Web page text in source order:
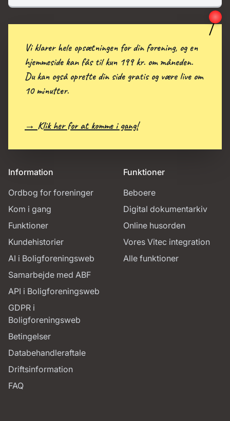
Information
Ordbog for foreninger
Kom i gang
Funktioner
Kundehistorier
AI i Boligforeningsweb
Samarbejde med ABF
API i Boligforeningsweb
GDPR i
Boligforeningsweb
Betingelser
Databehandleraftale
Driftsinformation
FAQ
Funktioner
Beboere
Digital dokumentarkiv
Online husorden
Vores Vitec integration
Alle funktioner
Vi klarer hele opsætningen for din forening, og en
hjemmeside kan fås til kun 199 kr. om måneden.
Du kan også oprette din side gratis og være live om
10 minutter.
→ Klik her for at komme i gang!